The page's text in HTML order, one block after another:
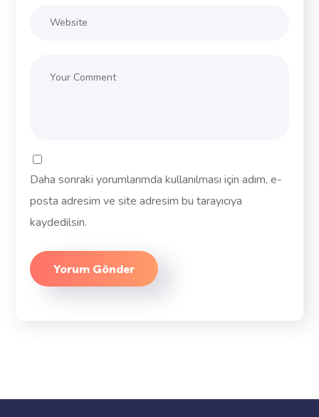
Daha sonraki yorumlarımda kullanılması için adım, e-
posta adresim ve site adresim bu tarayıcıya
kaydedilsin.